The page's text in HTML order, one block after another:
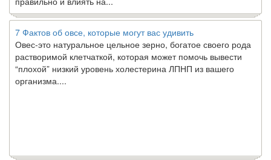
7 Фактов об овсе, которые могут вас удивить
Овес-это натуральное цельное зерно, богатое своего рода
растворимой клетчаткой, которая может помочь вывести
“плохой” низкий уровень холестерина ЛПНП из вашего
организма....